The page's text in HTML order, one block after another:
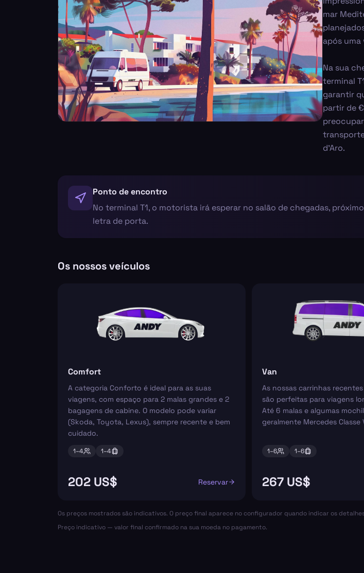
mar
após uma
Na sua
terminal
garantir
partir de
d'Aro.
Ponto de encontro
No terminal T1, o motorista irá esperar no salão de chegadas,
letra de porta.
Os nossos veículos
Comfort
A categoria Conforto é ideal para as suas
viagens, com espaço para 2 malas grandes e 2
bagagens de cabine. O modelo pode variar
(Skoda, Toyota, Lexus), sempre recente e bem
cuidado.
1–4 1–4
202 US$ Reservar
Van
As nossas carrinhas
são perfeitas para viagens
Até 6 malas e algumas
geralmente Mercedes
1–6 1–6
267 US$
Os preços mostrados são indicativos. O preço final aparece no configurador quando indicar os
Preço indicativo — valor final confirmado na sua moeda no pagamento.